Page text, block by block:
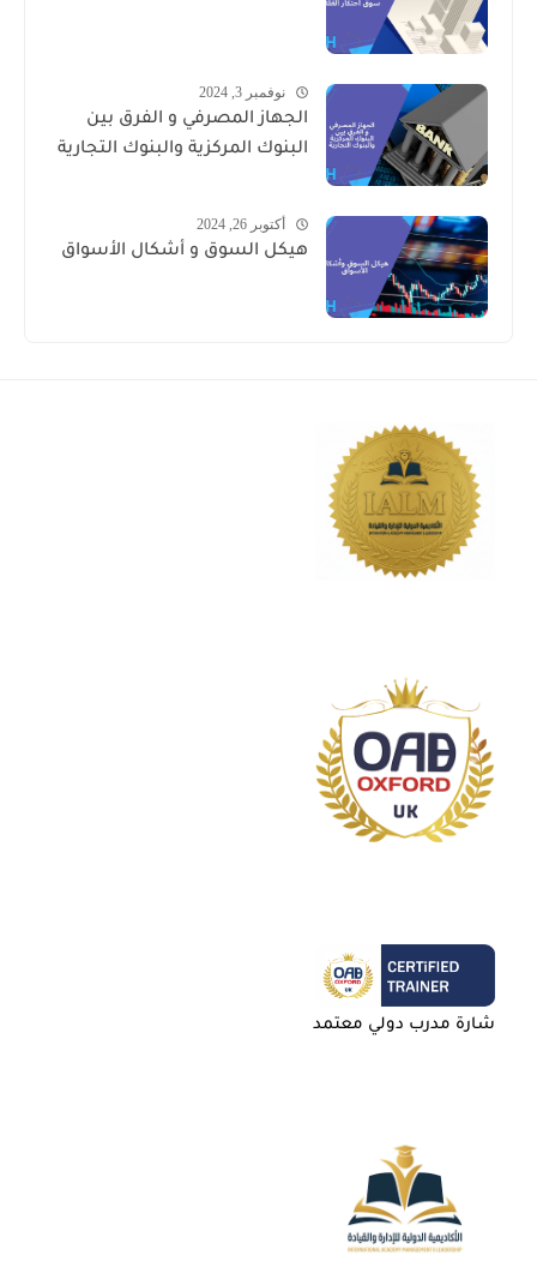
نوفمبر 3, 2024
الجهاز المصرفي و الفرق بين
البنوك المركزية والبنوك التجارية
أكتوبر 26, 2024
هيكل السوق و أشكال الأسواق
شارة مدرب دولي معتمد